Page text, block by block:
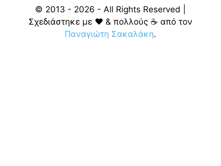
© 2013 - 2026 - All Rights Reserved |
Σχεδιάστηκε με ❤️ & πολλούς ☕ από τον
Παναγιώτη Σακαλάκη.